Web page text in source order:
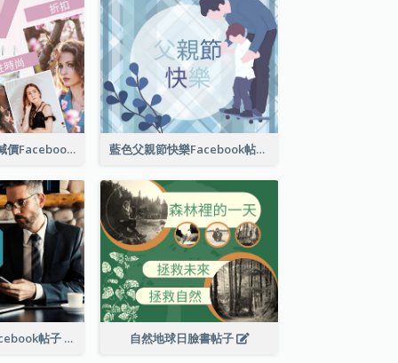
女性時尚春季大減價Facebook帖子 藍色父親節快樂Facebook帖子
商業解決方案Facebook帖子 自然地球日臉書帖子